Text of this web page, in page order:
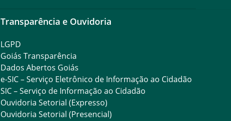
Transparência e Ouvidoria
LGPD
Goiás Transparência
Dados Abertos Goiás
e-SIC – Serviço Eletrônico de Informação ao Cidadão
SIC – Serviço de Informação ao Cidadão
Ouvidoria Setorial (Expresso)
Ouvidoria Setorial (Presencial)